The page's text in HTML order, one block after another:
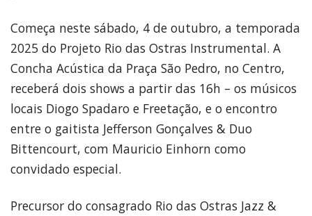
Começa neste sábado, 4 de outubro, a temporada
2025 do Projeto Rio das Ostras Instrumental. A
Concha Acústica da Praça São Pedro, no Centro,
receberá dois shows a partir das 16h – os músicos
locais Diogo Spadaro e Freetação, e o encontro
entre o gaitista Jefferson Gonçalves & Duo
Bittencourt, com Mauricio Einhorn como
convidado especial.
Precursor do consagrado Rio das Ostras Jazz &